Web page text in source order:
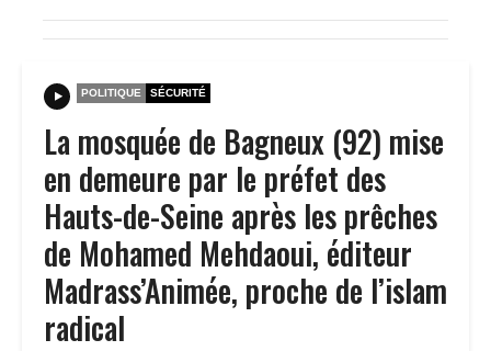
POLITIQUE SÉCURITÉ
La mosquée de Bagneux (92) mise
en demeure par le préfet des
Hauts-de-Seine après les prêches
de Mohamed Mehdaoui, éditeur
Madrass’Animée, proche de l’islam
radical